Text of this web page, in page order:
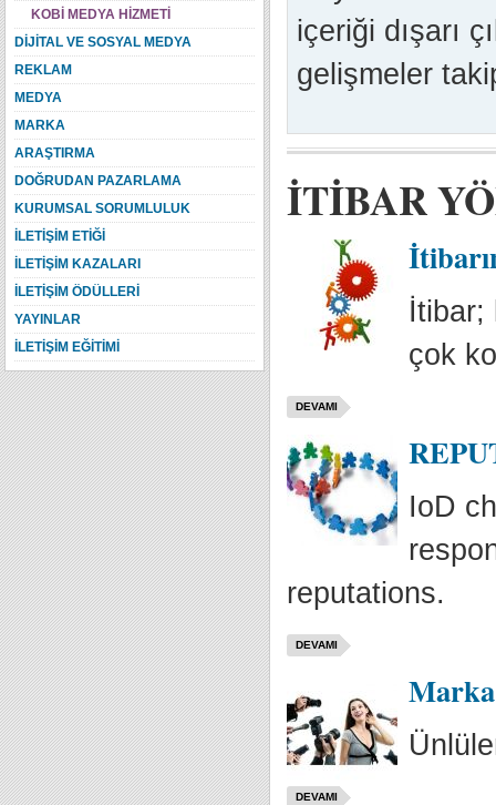
içeriği dışarı
gelişmeler
İTİBAR
İtibar;
çok
DEVAMI
IoD
reputations.
DEVAMI
DEVAMI
KOBİ MEDYA HİZMETİ
DİJİTAL VE SOSYAL MEDYA
REKLAM
MEDYA
MARKA
ARAŞTIRMA
DOĞRUDAN PAZARLAMA
KURUMSAL SORUMLULUK
İLETİŞİM ETİĞİ
İLETİŞİM KAZALARI
İLETİŞİM ÖDÜLLERİ
YAYINLAR
İLETİŞİM EĞİTİMİ